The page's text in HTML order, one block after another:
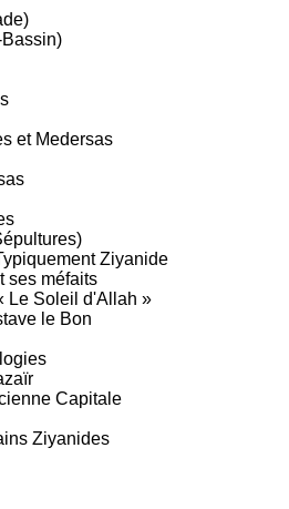
et Medersas
Ziyanide
ses méfaits
Le Soleil d'Allah »
le Bon
Capitale
Ziyanides